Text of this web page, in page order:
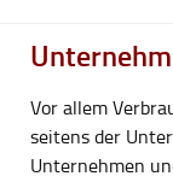
Vor allem
seitens der
Unternehmen